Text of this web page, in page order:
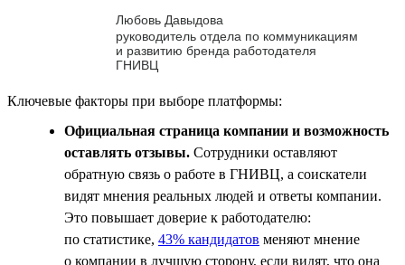
Любовь Давыдова
руководитель отдела по коммуникациям
и развитию бренда работодателя
ГНИВЦ
Ключевые факторы при выборе платформы:
Официальная страница компании и возможность
оставлять отзывы. Сотрудники оставляют
обратную связь о работе в ГНИВЦ, а соискатели
видят мнения реальных людей и ответы компании.
Это повышает доверие к работодателю:
по статистике, 43% кандидатов меняют мнение
о компании в лучшую сторону, если видят, что она